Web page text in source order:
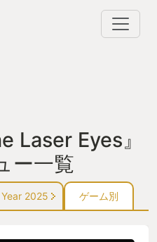
Laser Eyes』
ー一覧
2025 ゲーム別